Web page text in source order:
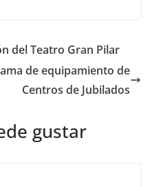
del Teatro Gran Pilar
de equipamiento de
Centros de Jubilados
gustar